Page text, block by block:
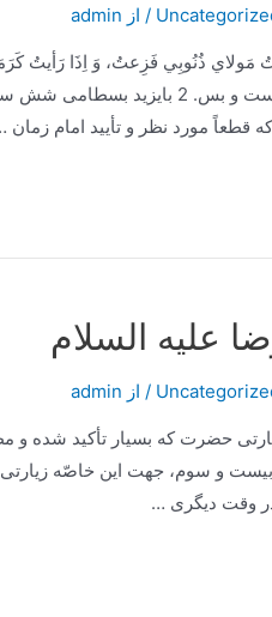
/ از admin
کلامشان دارای عصمت است و
علیه السلام
/ از admin
حضرت كه بسیار تأكید شده و
بیست و سوم، جهت این خاصّه
وقت دیگری …